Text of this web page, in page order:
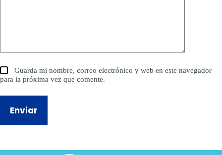
Guarda mi nombre, correo electrónico y web en este navegador
para la próxima vez que comente.
Enviar